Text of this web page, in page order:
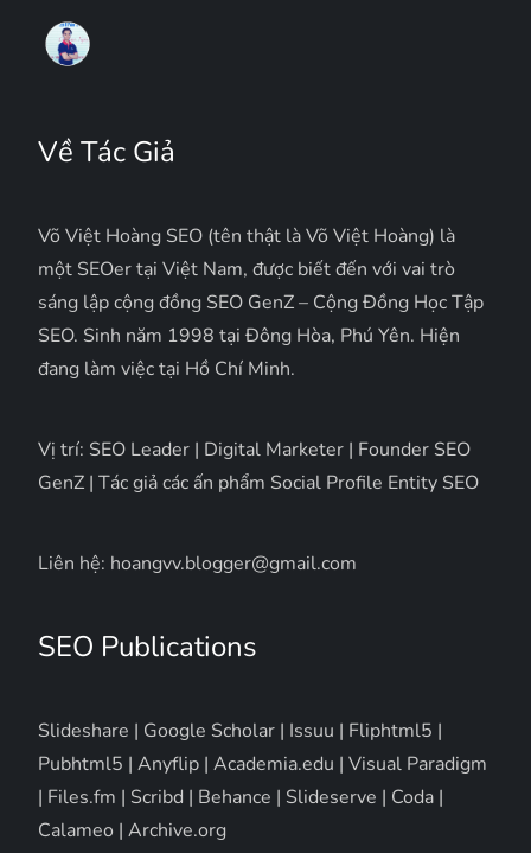
Về Tác Giả
Võ Việt Hoàng SEO (tên thật là Võ Việt Hoàng) là
một SEOer tại Việt Nam, được biết đến với vai trò
sáng lập cộng đồng SEO GenZ – Cộng Đồng Học Tập
SEO. Sinh năm 1998 tại Đông Hòa, Phú Yên. Hiện
đang làm việc tại Hồ Chí Minh.
Vị trí: SEO Leader | Digital Marketer | Founder SEO
GenZ | Tác giả các ấn phẩm Social Profile Entity SEO
Liên hệ: hoangvv.blogger@gmail.com
SEO Publications
Slideshare | Google Scholar | Issuu | Fliphtml5 |
Pubhtml5 |Anyflip |Academia.edu |Visual Paradigm
| Files.fm | Scribd | Behance | Slideserve | Coda |
Calameo |Archive.org